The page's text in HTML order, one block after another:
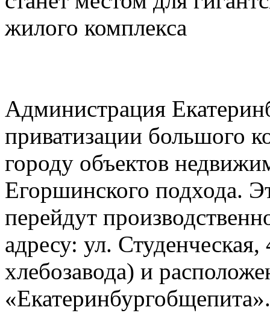
Администрация
приватизации большого
городу объектов
Егоршинского подхода.
перейдут
адресу: ул.
хлебозавода) и